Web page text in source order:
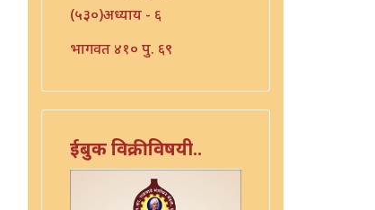
(५३०)अध्याय - ६
भागवत ४१० पु. ६९
भारत - ४१० पु १०६ (५६७)
भारत - ४१० पु १०८(५६९)
भारत ४१० पु. ९०(५५१)
ईबुक विक्रीविषयी..